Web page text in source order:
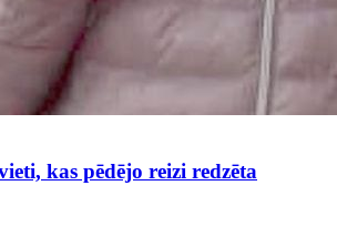
kas pēdējo reizi redzēta